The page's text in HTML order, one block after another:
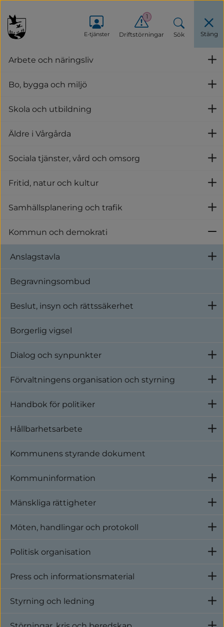
E-tjänster Driftstörningar
1
Sök Stäng
Arbete och näringsliv
Bo, bygga och miljö
Skola och utbildning
Äldre i Vårgårda
Sociala tjänster, vård och omsorg
Fritid, natur och kultur
Samhällsplanering och trafik
Kommun och demokrati
Anslagstavla
Begravningsombud
Beslut, insyn och rättssäkerhet
Borgerlig vigsel
Dialog och synpunkter
Förvaltningens organisation och styrning
Handbok för politiker
Hållbarhetsarbete
Kommunens styrande dokument
Kommuninformation
Mänskliga rättigheter
Möten, handlingar och protokoll
Politisk organisation
Press och informationsmaterial
Styrning och ledning
Stäng
Trygg och säker
/
Bedrägerier - tecken och skydd
Bedrägerier - tecken och
skydd
Det finns flera saker du kan göra för att
några exempel på bedrägerier och vad du kan
Kortbedrägeri
Telefonbedrägeri (vishing)